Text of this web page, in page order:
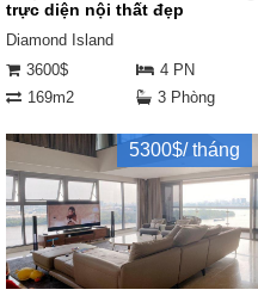
trực diện nội thất đẹp
Diamond Island
3600$
4 PN
169m2
3 Phòng
5300$/ tháng